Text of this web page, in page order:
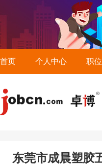
首页 个人中心 职
东莞市成晨塑胶